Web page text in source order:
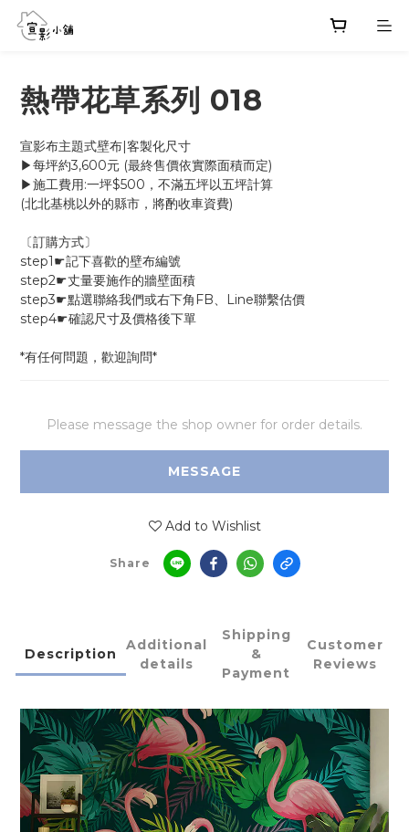
熱帶花草系列 018
宣影布主題式壁布|客製化尺寸
▶每坪約3,600元 (最終售價依實際面積而定)
▶施工費用:一坪$500，不滿五坪以五坪計算
(北北基桃以外的縣市，將酌收車資費)
〔訂購方式〕
step1☛記下喜歡的壁布編號
step2☛丈量要施作的牆壁面積
step3☛點選聯絡我們或右下角FB、Line聯繫估價
step4☛確認尺寸及價格後下單
*有任何問題，歡迎詢問*
Please message the shop owner for order details.
MESSAGE
Add to Wishlist
Share
Description
Additional
details
Shipping
&
Payment
Customer
Reviews